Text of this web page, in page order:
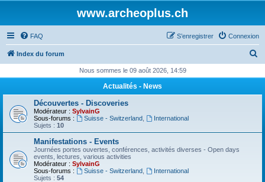
www.archeoplus.ch
FAQ Connexion
S’enregistrer
Index du forum
h
Nous sommes le 09 août 2026, 14:59
Actualités - News
Découvertes - Discoveries
Modérateur : SylvainG
Sous-forums :
Suisse - Switzerland,
International
Sujets : 10
Manifestations - Events
Journées portes ouvertes, conférences, activités diverses - Open days
events, lectures, various activities
Modérateur : SylvainG
Sous-forums :
Suisse - Switzerland,
International
Sujets : 54